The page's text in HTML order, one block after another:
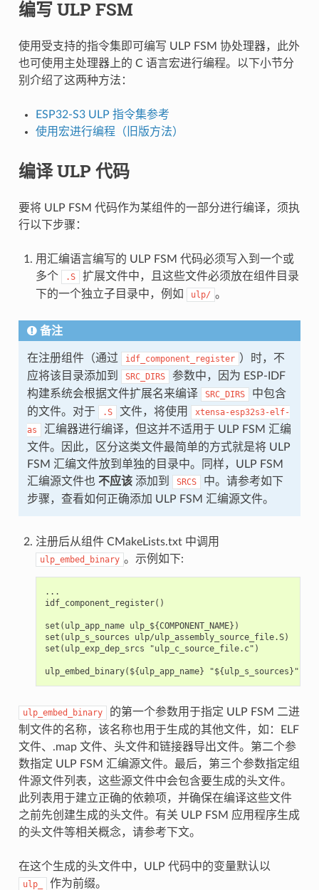
编写 ULP FSM
使用受支持的指令集即可编写 ULP FSM 协处理器，此外
也可使用主处理器上的 C 语言宏进行编程。以下小节分
别介绍了这两种方法：
ESP32-S3 ULP 指令集参考
使用宏进行编程（旧版方法）
编译 ULP 代码
要将 ULP FSM 代码作为某组件的一部分进行编译，须执
行以下步骤：
用汇编语言编写的 ULP FSM 代码必须写入到一个或
多个
.S
扩展文件中，且这些文件必须放在组件目录
下的一个独立子目录中，例如
ulp/ 。
备注
在注册组件（通过 idf_component_register ）时，不
应将该目录添加到
SRC_DIRS
参数中，因为 ESP-IDF
构建系统会根据文件扩展名来编译
SRC_DIRS
中包含
的文件。对于
.S 文件，将使用
xtensa-esp32s3-elf-
as
汇编器进行编译，但这并不适用于 ULP FSM 汇编
文件。因此，区分这类文件最简单的方式就是将 ULP
FSM 汇编文件放到单独的目录中。同样，ULP FSM
汇编源文件也 不应该添加到 SRCS
中。请参考如下
步骤，查看如何正确添加 ULP FSM 汇编源文件。
注册后从组件 CMakeLists.txt 中调用
ulp_embed_binary 。示例如下:
...
idf_component_register()
set(ulp_app_name ulp_${COMPONENT_NAME})
set(ulp_s_sources ulp/ulp_assembly_source_file.S)
set(ulp_exp_dep_srcs "ulp_c_source_file.c")
ulp_embed_binary
的第一个参数用于指定 ULP FSM 二进
制文件的名称，该名称也用于生成的其他文件，如：ELF
文件、.map 文件、头文件和链接器导出文件。第二个参
数指定 ULP FSM 汇编源文件。最后，第三个参数指定组
件源文件列表，这些源文件中会包含要生成的头文件。
此列表用于建立正确的依赖项，并确保在编译这些文件
之前先创建生成的头文件。有关 ULP FSM 应用程序生成
的头文件等相关概念，请参考下文。
在这个生成的头文件中，ULP 代码中的变量默认以
ulp_ 作为前缀。